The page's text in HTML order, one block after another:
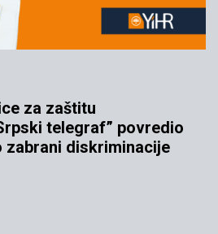
za zaštitu
telegraf” povredio
zabrani diskriminacije